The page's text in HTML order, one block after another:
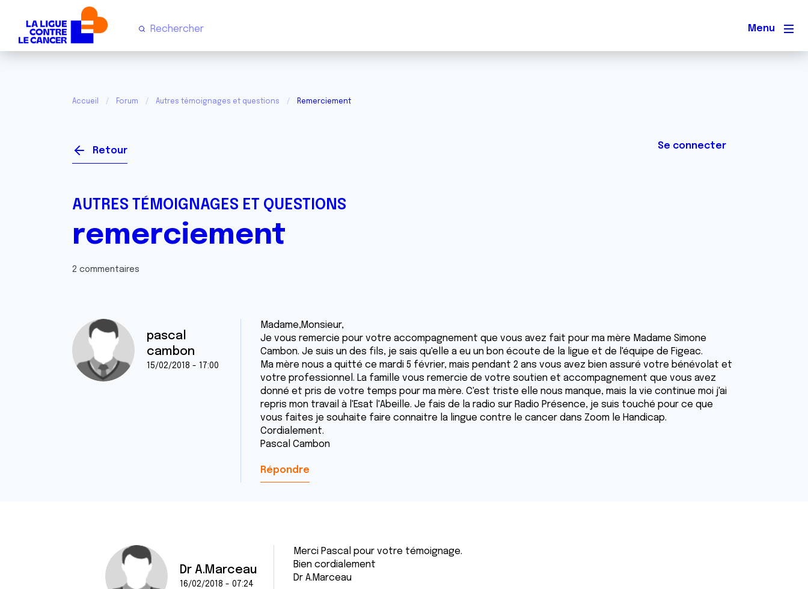
Menu
Accueil Forum Autres témoignages et questions Remerciement
Retour Se connecter
AUTRES TÉMOIGNAGES ET QUESTIONS
remerciement
2 commentaires
pascal
cambon
15/02/2018 - 17:00
Madame,Monsieur,
Je vous remercie pour votre accompagnement que vous avez fait pour ma mère Madame Simone
Cambon. Je suis un des fils, je sais qu'elle a eu un bon écoute de la ligue et de l'équipe de Figeac.
Ma mère nous a quitté ce mardi 5 février, mais pendant 2 ans vous avez bien assuré votre bénévolat et
votre professionnel. La famille vous remercie de votre soutien et accompagnement que vous avez
donné et pris de votre temps pour ma mère. C'est triste elle nous manque, mais la vie continue moi j'ai
repris mon travail à l'Esat l'Abeille. Je fais de la radio sur Radio Présence, je suis touché pour ce que
vous faites je souhaite faire connaitre la lingue contre le cancer dans Zoom le Handicap.
Cordialement.
Pascal Cambon
Répondre
Dr A.Marceau
16/02/2018 - 07:24
Merci Pascal pour votre témoignage.
Bien cordialement
Dr A.Marceau